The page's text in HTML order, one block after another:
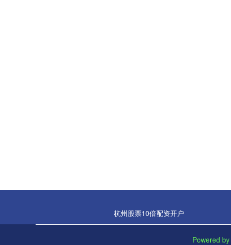
杭州股票10倍配资开户
Powered by